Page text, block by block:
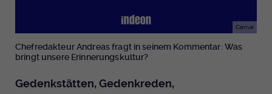
Canva
Chefredakteur Andreas fragt in seinem Kommentar: Was
bringt unsere Erinnerungskultur?
Gedenkstätten, Gedenkreden,